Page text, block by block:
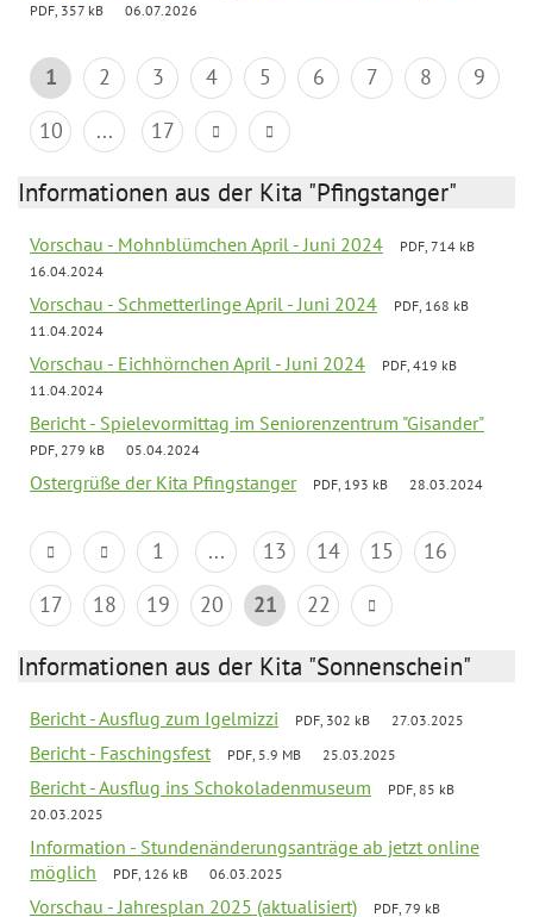
PDF, 357 kB 06.07.2026
1 2 3 4 5 6 7 8
9
10
... 17
Informationen aus der Kita "Pfingstanger"
Vorschau - Mohnblümchen April - Juni 2024
PDF, 714 kB
16.04.2024
Vorschau - Schmetterlinge April - Juni 2024
PDF, 168 kB
11.04.2024
Vorschau - Eichhörnchen April - Juni 2024
PDF, 419 kB
11.04.2024
Bericht - Spielevormittag im Seniorenzentrum "Gisander"
PDF, 279 kB 05.04.2024
Ostergrüße der Kita Pfingstanger PDF, 193 kB 28.03.2024
1 ... 13 14 15
16
17
18 19 20 21 22
Informationen aus der Kita "Sonnenschein"
Bericht - Ausflug zum Igelmizzi PDF, 302 kB 27.03.2025
Bericht - Faschingsfest PDF, 5.9 MB 25.03.2025
Bericht - Ausflug ins Schokoladenmuseum
PDF, 85 kB
20.03.2025
Information - Stundenänderungsanträge ab jetzt online
möglich
PDF, 126 kB 06.03.2025
Vorschau - Jahresplan 2025 (aktualisiert)
PDF, 79 kB